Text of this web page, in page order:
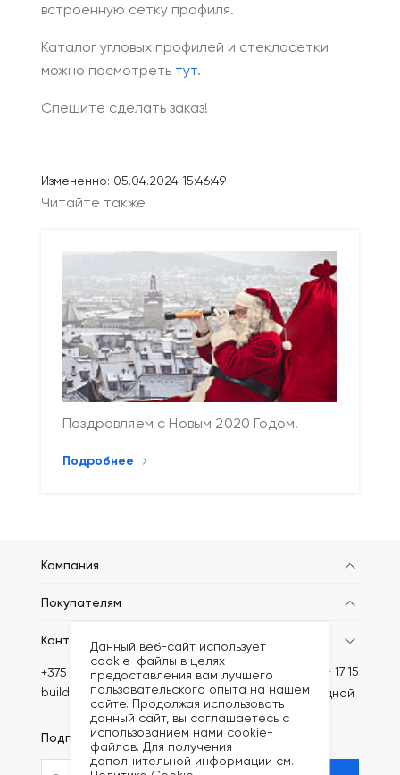
встроенную сетку профиля.
Каталог угловых профилей и стеклосетки
можно посмотреть тут.
Спешите сделать заказ!
Измененно: 05.04.2024 15:46:49
Читайте также
Поздравляем с Новым 2020 Годом!
Подробнее
Компания
Покупателям
Контакты
+375 (44) 749-20-73
build@kronex-company.by
Пн-Пт: 8:30 - 17:15
Сб-вс: выходной
Подписаться на рассылку
Данный веб-сайт использует
cookie-файлы в целях
предоставления вам лучшего
пользовательского опыта на нашем
сайте. Продолжая использовать
данный сайт, вы соглашаетесь с
использованием нами cookie-
файлов. Для получения
дополнительной информации см.